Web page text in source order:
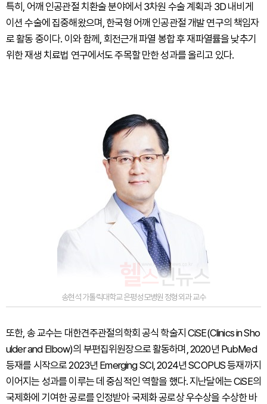
특히, 어깨 인공관절 치환술 분야에서 3차원 수술 계획과 3D 내비게
이션 수술에 집중해왔으며, 한국형 어깨 인공관절 개발 연구의 책임자
로 활동 중이다. 이와 함께, 회전근개 파열 봉합 후 재파열률을 낮추기
위한 재생 치료법 연구에서도 주목할 만한 성과를 올리고 있다.
송현석 가톨릭대학교 은평성모병원 정형외과 교수
또한, 송 교수는 대한견주관절의학회 공식 학술지 CiSE(Clinics in Sho
ulder and Elbow)의 부편집위원장으로 활동하며, 2020년 PubMed
등재를 시작으로 2023년 Emerging SCI, 2024년 SCOPUS 등재까지
이어지는 성과를 이루는 데 중심적인 역할을 했다. 지난달에는 CiSE의
국제화에 기여한 공로를 인정받아 국제화 공로상 우수상을 수상한 바